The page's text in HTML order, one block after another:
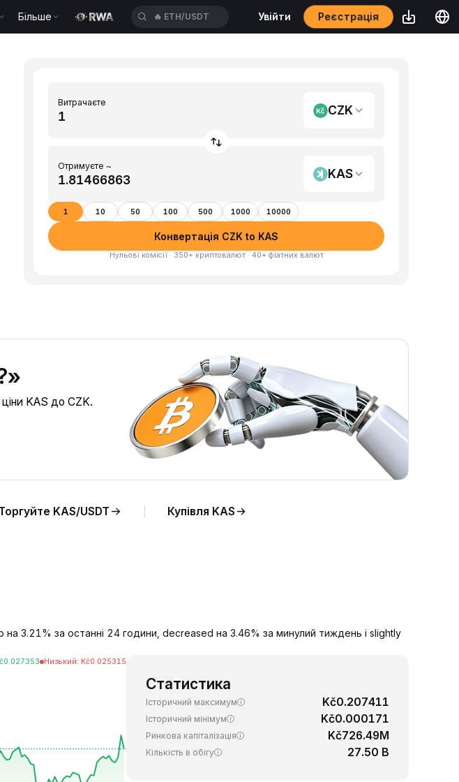
Більше 🔥 ETH/USDT Увійти Реєстрація
Витрачаєте
CZK
Отримуєте ~
KAS
1 10 50 100 500 1000 10000
Конвертація CZK to KAS
Нульові комісії · 350+ криптовалют · 40+ фіатних валют
KAS до CZK.
KAS/USDT Купівля KAS
3.21% за останні 24 години, decreased на 3.46% за минулий тиждень і slightly
0.027353 Низький: Kč0.025315
Статистика
Історичний максимум Kč0.207411
Історичний мінімум Kč0.000171
Ринкова капіталізація Kč726.49M
Кількість в обігу 27.50 B